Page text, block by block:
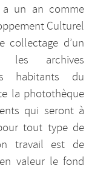
un an comme
Culturel
collectage d’un
les archives
habitants du
la photothèque
qui seront à
tout type de
travail est de
valeur le fond